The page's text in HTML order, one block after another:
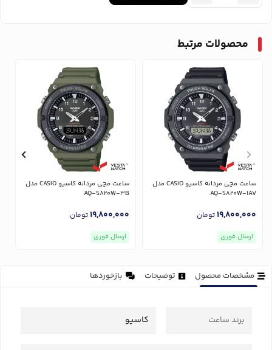
محصولات مرتبط
ساعت مچی مردانه کاسیو CASIO مدل
AQ-S820W-1AV
19,800,000تومان
ارسال فوری
ساعت مچی مردانه کاسیو CASIO مدل
AQ-S820W-3B
19,800,000تومان
ارسال فوری
مشخصات محصول توضیحات بازخوردها
برند ساعت کاسیو